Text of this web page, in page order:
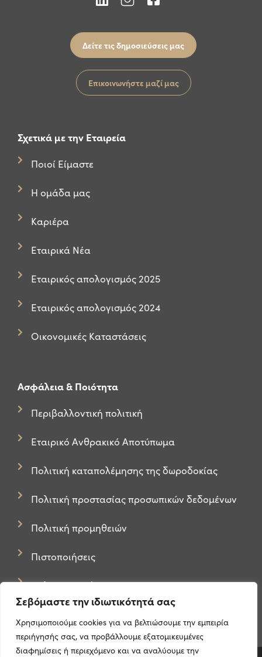
Σεβόμαστε την ιδιωτικότητά σας
Χρησιμοποιούμε cookies για να βελτιώσουμε την εμπειρία
περιήγησής σας, να προβάλλουμε εξατομικευμένες
διαφημίσεις ή περιεχόμενο και να αναλύουμε την
Δείτε τις δημοσιεύσεις μας
Επικοινωνήστε μαζί μας
Σχετικά με την Εταιρεία
Ποιοί Είμαστε
Η ομάδα μας
Καριέρα
Εταιρικά Νέα
Εταιρικός απολογισμός 2025
Εταιρικός απολογισμός 2024
Οικονομικές Καταστάσεις
Ασφάλεια & Ποιότητα
Περιβαλλοντική πολιτική
Εταιρικό Ανθρακικό Αποτύπωμα
Πολιτική καταπολέμησης της δωροδοκίας
Πολιτική προστασίας προσωπικών δεδομένων
Πολιτική προμηθειών
Πιστοποιήσεις
Πολιτική Cookies